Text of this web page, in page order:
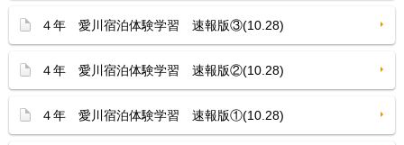
４年 愛川宿泊体験学習 速報版③(10.28)
４年 愛川宿泊体験学習 速報版②(10.28)
４年 愛川宿泊体験学習 速報版①(10.28)